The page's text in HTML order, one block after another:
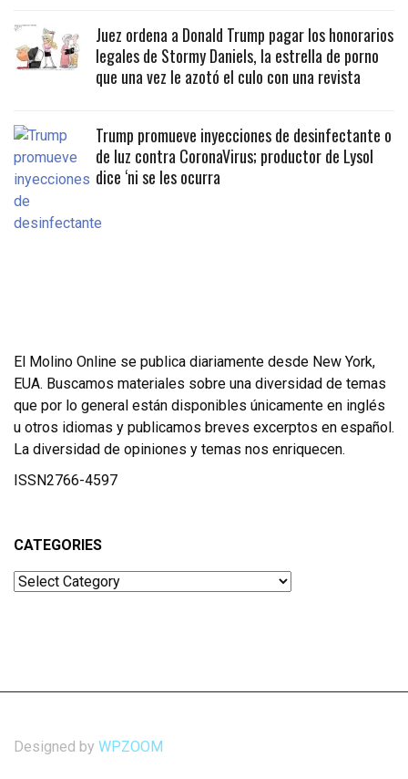
Juez ordena a Donald Trump pagar los honorarios
legales de Stormy Daniels, la estrella de porno
que una vez le azotó el culo con una revista
Trump promueve inyecciones de desinfectante o
de luz contra CoronaVirus; productor de Lysol
dice ‘ni se les ocurra
El Molino Online se publica diariamente desde New York,
EUA. Buscamos materiales sobre una diversidad de temas
que por lo general están disponibles únicamente en inglés
u otros idiomas y publicamos breves excerptos en español.
La diversidad de opiniones y temas nos enriquecen.
ISSN2766-4597
CATEGORIES
Categories
Designed by WPZOOM